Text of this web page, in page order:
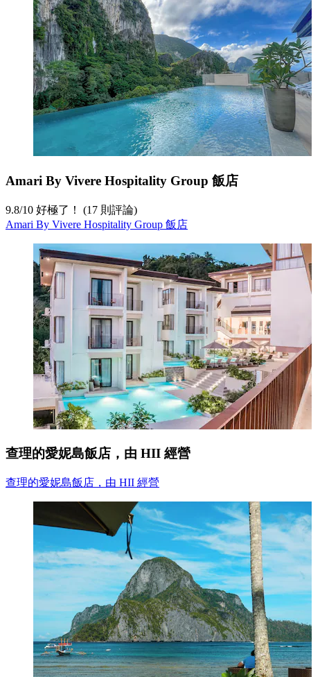
Amari By Vivere Hospitality Group 飯店
9.8/10 好極了！ (17 則評論)
Amari By Vivere Hospitality Group 飯店
查理的愛妮島飯店，由 HII 經營
查理的愛妮島飯店，由 HII 經營